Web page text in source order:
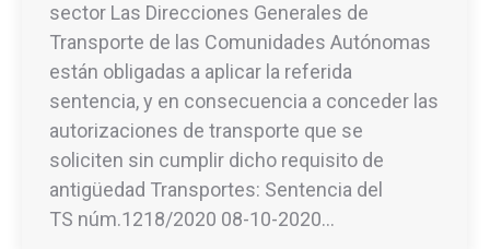
sector Las Direcciones Generales de
Transporte de las Comunidades Autónomas
están obligadas a aplicar la referida
sentencia, y en consecuencia a conceder las
autorizaciones de transporte que se
soliciten sin cumplir dicho requisito de
antigüedad Transportes: Sentencia del
TS núm.1218/2020 08-10-2020…